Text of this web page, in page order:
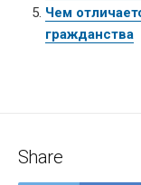
Чем
гражданства
Share